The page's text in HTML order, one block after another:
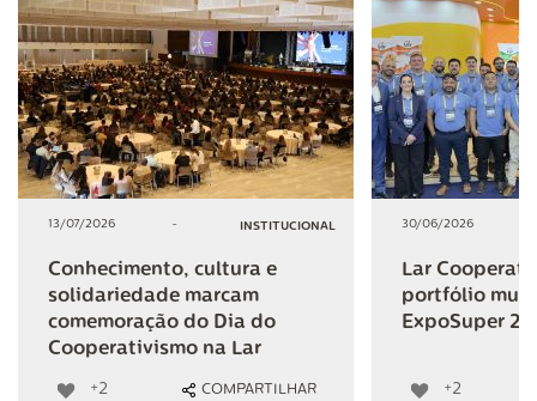
13/07/2026 - INSTITUCIONAL
Conhecimento, cultura e
solidariedade marcam
comemoração do Dia do
Cooperativismo na Lar
+2 COMPARTILHAR
30/06/2026
Lar
portfólio
ExpoSuper
+2